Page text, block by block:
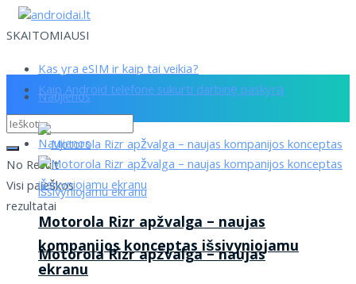
SKAITOMIAUSI
Kas yra eSIM ir kaip tai veikia?
Kaip Android telefone sukurti darbinę paskyrą
No Result
Visi paieškos
rezultatai
Naujienos
Motorola Rizr apžvalga – naujas
Naujienos
Motorola Rizr apžvalga – naujas
kompanijos konceptas išsivyniojamu
ekranu